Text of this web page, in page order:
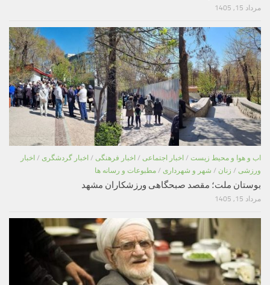
مرداد 15, 1405
اب و هوا و محیط زیست / اخبار اجتماعی / اخبار فرهنگی / اخبار گردشگری / اخبار
ورزشی / زنان / شهر و شهرداری / مطبوعات و رسانه ها
بوستان ملت؛ مقصد صبحگاهی ورزشکاران مشهد
مرداد 15, 1405